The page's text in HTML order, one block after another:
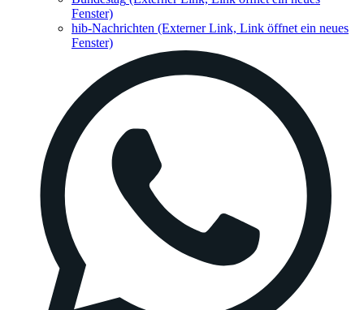
Fenster)
hib-Nachrichten (Externer Link, Link öffnet ein neues
Fenster)